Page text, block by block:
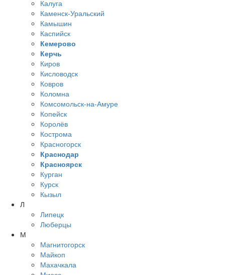
Калуга
Каменск-Уральский
Камышин
Каспийск
Кемерово
Керчь
Киров
Кисловодск
Ковров
Коломна
Комсомольск-на-Амуре
Копейск
Королёв
Кострома
Красногорск
Краснодар
Красноярск
Курган
Курск
Кызыл
Л
Липецк
Люберцы
М
Магнитогорск
Майкоп
Махачкала